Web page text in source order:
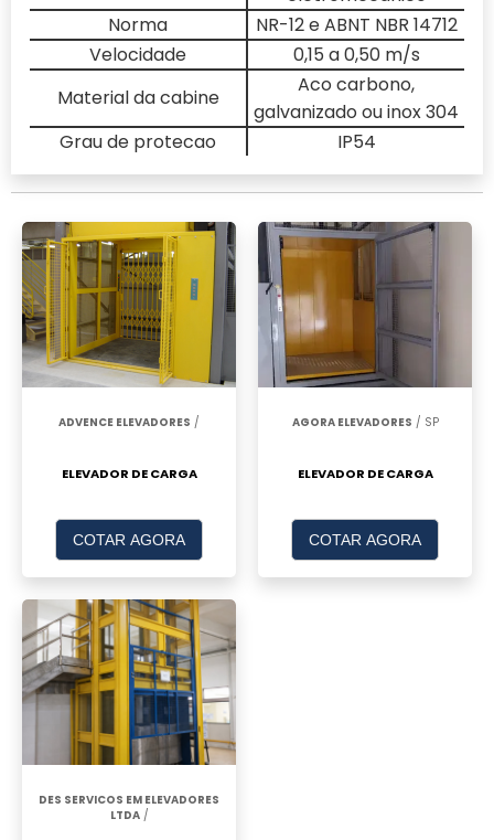
Norma
NR-12 e ABNT NBR 14712
Velocidade
0,15 a 0,50 m/s
Material da cabine
Aco carbono,
galvanizado ou inox 304
Grau de protecao
IP54
ADVENCE ELEVADORES /
ELEVADOR DE CARGA
COTAR AGORA
AGORA ELEVADORES / SP
ELEVADOR DE CARGA
COTAR AGORA
DES SERVICOS EM ELEVADORES
LTDA/